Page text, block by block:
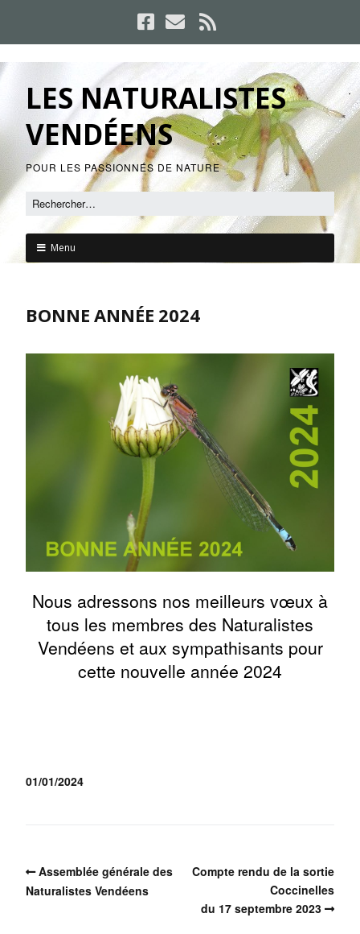
LES NATURALISTES
VENDÉENS
POUR LES PASSIONNÉS DE NATURE
Menu
BONNE ANNÉE 2024
Nous adressons nos meilleurs vœux à
tous les membres des Naturalistes
Vendéens et aux sympathisants pour
cette nouvelle année 2024
01/01/2024
Assemblée générale des
Naturalistes Vendéens
Compte rendu de la sortie
Coccinelles
du 17 septembre 2023